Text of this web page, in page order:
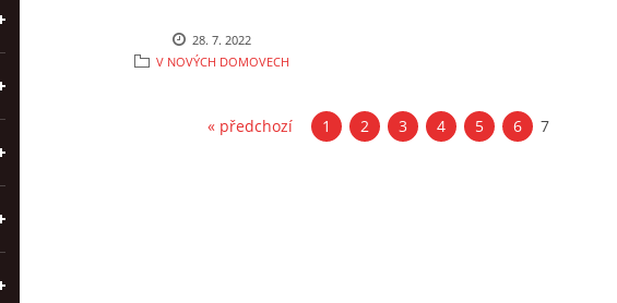
Barva: tchořovitá, jezevčí pruh
28. 7. 2022
V NOVÝCH DOMOVECH
« předchozí 1 2 3 4 5 6 7